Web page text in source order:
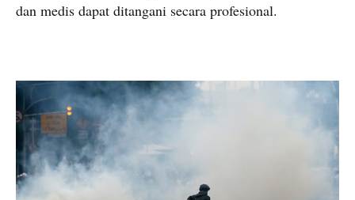
dan medis dapat ditangani secara profesional.